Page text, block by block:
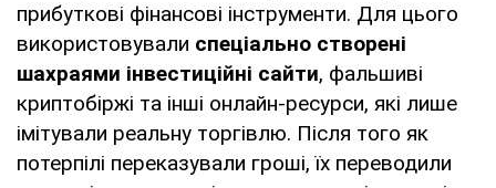
прибуткові фінансові інструменти. Для цього
використовували спеціально створені
шахраями інвестиційні сайти, фальшиві
криптобіржі та інші онлайн-ресурси, які лише
імітували реальну торгівлю. Після того як
потерпілі переказували гроші, їх переводили